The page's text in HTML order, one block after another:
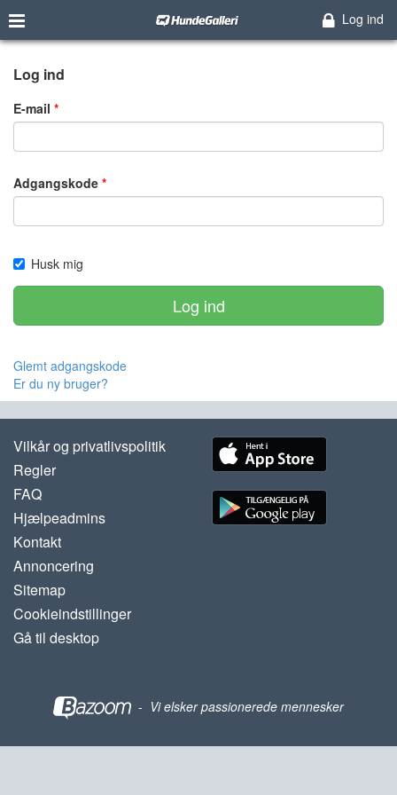
Log ind
Log ind
E-mail
Adgangskode
Husk mig
Log ind
Glemt adgangskode
Er du ny bruger?
Vilkår og privatlivspolitik
Regler
FAQ
Hjælpeadmins
Kontakt
Annoncering
Sitemap
Cookieindstillinger
Gå til desktop
- Vi elsker passionerede mennesker